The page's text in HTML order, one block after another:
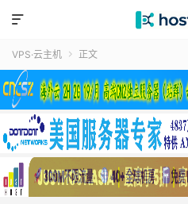

VPS·云主机  正文